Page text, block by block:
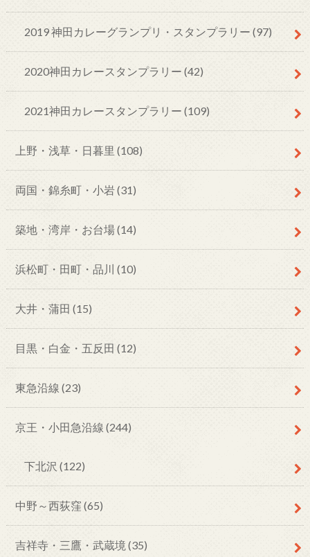
2019 神田カレーグランプリ・スタンプラリー (97)
2020神田カレースタンプラリー (42)
2021神田カレースタンプラリー (109)
上野・浅草・日暮里 (108)
両国・錦糸町・小岩(31)
築地・湾岸・お台場(14)
浜松町・田町・品川 (10)
大井・蒲田 (15)
目黒・白金・五反田 (12)
東急沿線 (23)
京王・小田急沿線 (244)
下北沢 (122)
中野～西荻窪 (65)
吉祥寺・三鷹・武蔵境 (35)